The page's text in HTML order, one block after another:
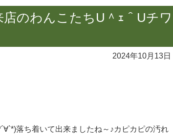
のわんこたちU＾ｪ＾Uチワ
2024年10月13日
落ち着いて出来ましたね～♪カピカピの汚れ